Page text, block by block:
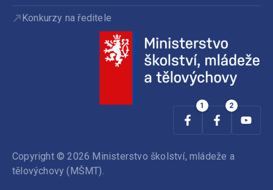
Konkurzy na ředitele
Copyright © 2026 Ministerstvo školství, mládeže a
tělovýchovy (MŠMT).